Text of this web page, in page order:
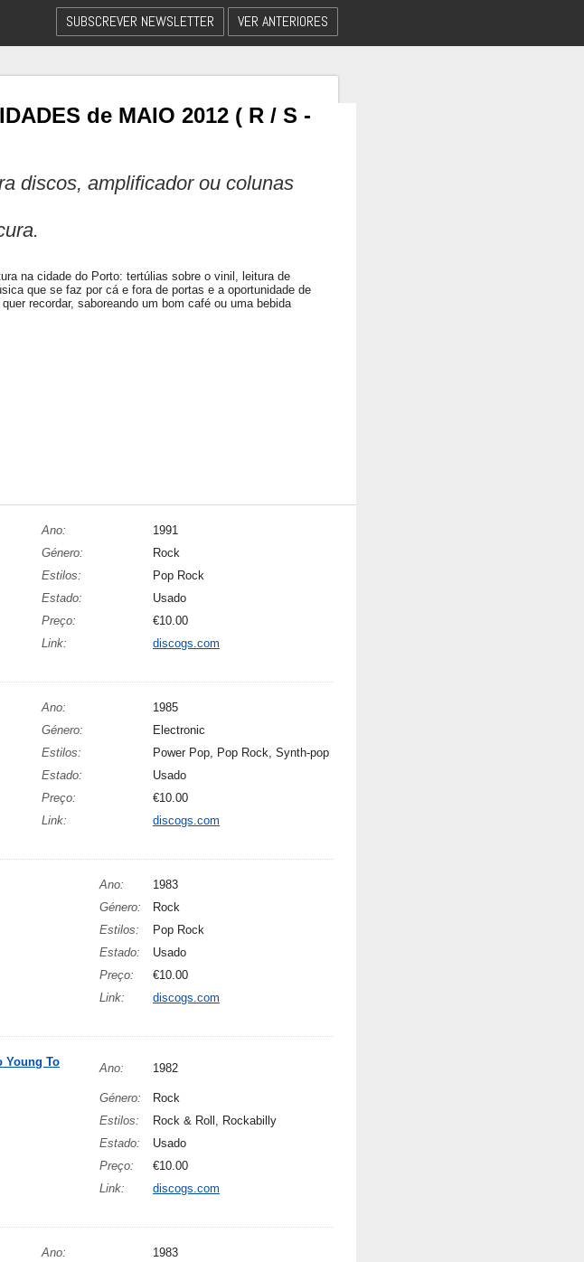
SUBSCREVER NEWSLETTER VER ANTERIORES
de MAIO 2012 ( R / S -
discos, amplificador ou colunas
na cidade do Porto: tertúlias sobre o vinil, leitura de
que se faz por cá e fora de portas e a oportunidade de
recordar, saboreando um bom café ou uma bebida
Ano:
1991
Género:
Rock
Estilos:
Pop Rock
Estado:
Usado
Preço:
€10.00
Link:
discogs.com
Ano:
1985
Género:
Electronic
Estilos:
Power Pop, Pop Rock, Synth-pop
Estado:
Usado
Preço:
€10.00
Link:
discogs.com
Ano:
1983
Género:
Rock
Estilos:
Pop Rock
Estado:
Usado
Preço:
€10.00
Link:
discogs.com
Young To
Ano: 1982
Género:
Rock
Estilos:
Rock & Roll, Rockabilly
Estado:
Usado
Preço:
€10.00
Link:
discogs.com
Ano:
1983